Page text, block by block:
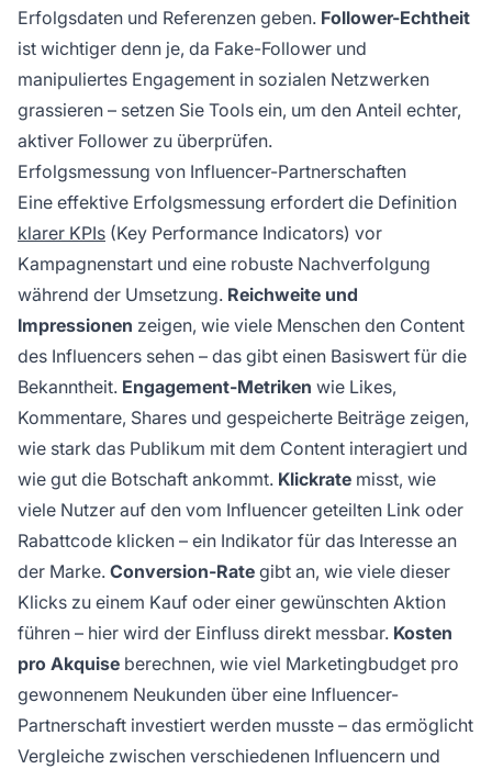
Erfolgsdaten und Referenzen geben. Follower-Echtheit
ist wichtiger denn je, da Fake-Follower und
manipuliertes Engagement in sozialen Netzwerken
grassieren – setzen Sie Tools ein, um den Anteil echter,
aktiver Follower zu überprüfen.
Erfolgsmessung von Influencer-Partnerschaften
Eine effektive Erfolgsmessung erfordert die Definition
klarer KPIs (Key Performance Indicators) vor
Kampagnenstart und eine robuste Nachverfolgung
während der Umsetzung. Reichweite und
Impressionen zeigen, wie viele Menschen den Content
des Influencers sehen – das gibt einen Basiswert für die
Bekanntheit. Engagement-Metriken wie Likes,
Kommentare, Shares und gespeicherte Beiträge zeigen,
wie stark das Publikum mit dem Content interagiert und
wie gut die Botschaft ankommt. Klickrate misst, wie
viele Nutzer auf den vom Influencer geteilten Link oder
Rabattcode klicken – ein Indikator für das Interesse an
der Marke. Conversion-Rate gibt an, wie viele dieser
Klicks zu einem Kauf oder einer gewünschten Aktion
führen – hier wird der Einfluss direkt messbar. Kosten
pro Akquise berechnen, wie viel Marketingbudget pro
gewonnenem Neukunden über eine Influencer-
Partnerschaft investiert werden musste – das ermöglicht
Vergleiche zwischen verschiedenen Influencern und